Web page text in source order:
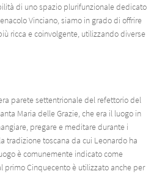
di uno spazio plurifunzionale dedicato
Vinciano, siamo in grado di offrire
ricca e coinvolgente, utilizzando diverse
parete settentrionale del refettorio del
Maria delle Grazie, che era il luogo in
pregare e meditare durante i
tradizione toscana da cui Leonardo ha
è comunemente indicato come
primo Cinquecento è utilizzato anche per